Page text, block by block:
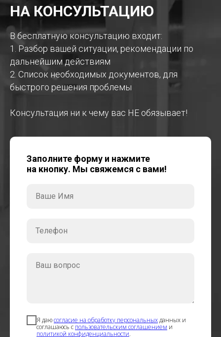
НА КОНСУЛЬТАЦИЮ
В бесплатную консультацию входит:
1. Разбор вашей ситуации, рекомендации по
дальнейшим действиям
2. Список необходимых документов, для
быстрого решения проблемы
Консультация ни к чему вас НЕ обязывает!
Заполните форму и нажмите
на кнопку. Мы свяжемся с вами!
Ваше Имя
Телефон
Ваш вопрос
Я даюсогласие на обработку персональныхданных и
соглашаюсь с пользовательским соглашением и
политикой конфиденциальности.